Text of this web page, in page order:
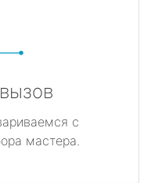
с
мастера.